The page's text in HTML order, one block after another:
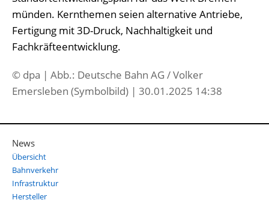
münden. Kernthemen seien alternative Antriebe,
Fertigung mit 3D-Druck, Nachhaltigkeit und
Fachkräfteentwicklung.
© dpa | Abb.: Deutsche Bahn AG / Volker
Emersleben (Symbolbild) | 30.01.2025 14:38
News
Übersicht
Bahnverkehr
Infrastruktur
Hersteller